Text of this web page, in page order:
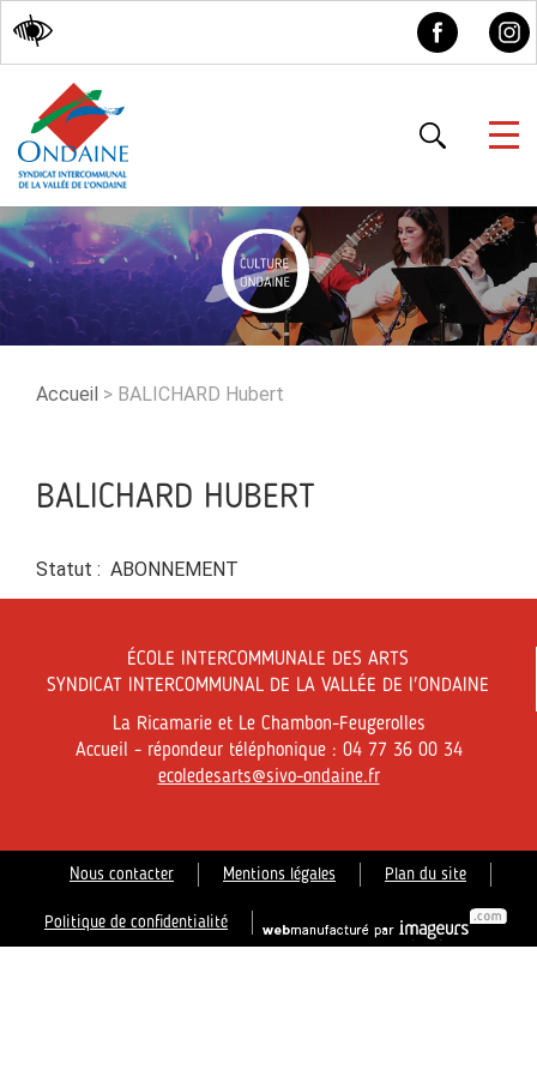
Accessibilité
Accueil > BALICHARD Hubert
BALICHARD HUBERT
Statut : ABONNEMENT
ÉCOLE INTERCOMMUNALE DES ARTS
SYNDICAT INTERCOMMUNAL DE LA VALLÉE DE l'ONDAINE
La Ricamarie et Le Chambon-Feugerolles
Accueil - répondeur téléphonique : 04 77 36 00 34
ecoledesarts@sivo-ondaine.fr
Nous contacter Mentions légales Plan du site
Politique de confidentialité